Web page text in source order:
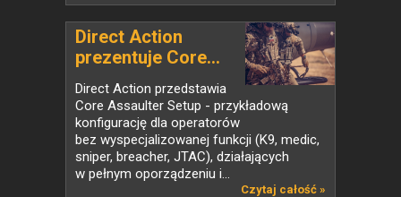
Direct Action
prezentuje Core...
Direct Action przedstawia
Core Assaulter Setup - przykładową
konfigurację dla operatorów
bez wyspecjalizowanej funkcji (K9, medic,
sniper, breacher, JTAC), działających
w pełnym oporządzeniu i...
Czytaj całość »